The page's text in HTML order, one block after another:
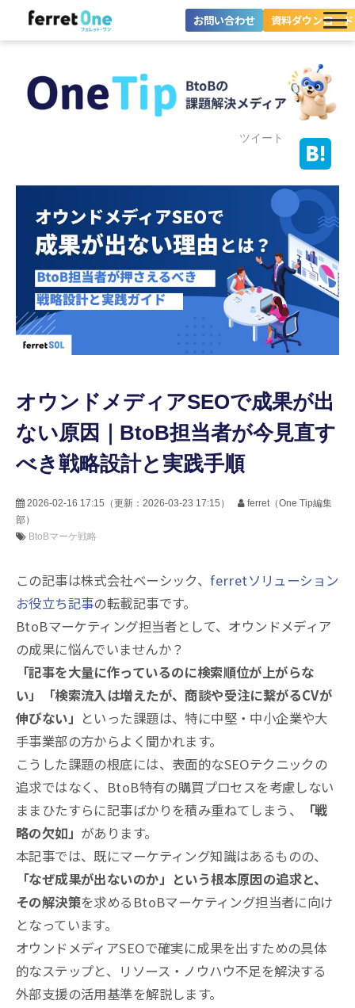
お問い合わせ 資料ダウンロード
ツール・機能一覧
料金プラン
セミナー
お役立ち情報
ツイート
オウンドメディアSEOで成果が出
ない原因｜BtoB担当者が今見直す
べき戦略設計と実践手順
2026-02-16 17:15 （更新： 2026-03-23 17:15 ）
ferret（One Tip編集
部）
BtoBマーケ戦略
この記事は株式会社ベーシック、ferretソリューション
お役立ち記事の転載記事です。
BtoBマーケティング担当者として、オウンドメディア
の成果に悩んでいませんか？
「記事を大量に作っているのに検索順位が上がらな
い」
「検索流入は増えたが、商談や受注に繋がるCVが
伸びない」 といった課題は、特に中堅・中小企業や大
手事業部の方からよく聞かれます。
こうした課題の根底には、表面的なSEOテクニックの
追求ではなく、BtoB特有の購買プロセスを考慮しない
ままひたすらに記事ばかりを積み重ねてしまう、
「戦
略の欠如」 があります。
本記事では、既にマーケティング知識はあるものの、
「なぜ成果が出ないのか」という根本原因の追求と、
その解決策を求めるBtoBマーケティング担当者に向け
となっています。
オウンドメディアSEOで確実に成果を出すための具体
的なステップと、リソース・ノウハウ不足を解決する
外部支援の活用基準を解説します。